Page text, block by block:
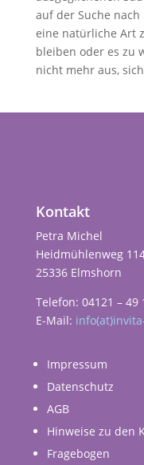
auf der Suche
eine natürliche Art
bleiben oder es zu
nicht mehr aus,
Kontakt
Petra Michel
Heidmühlenweg
25336 Elmshorn
Telefon: 04121 – 49
E-Mail:
Impressum
Datenschutz
AGB
Hinweise zu den
Fragebogen